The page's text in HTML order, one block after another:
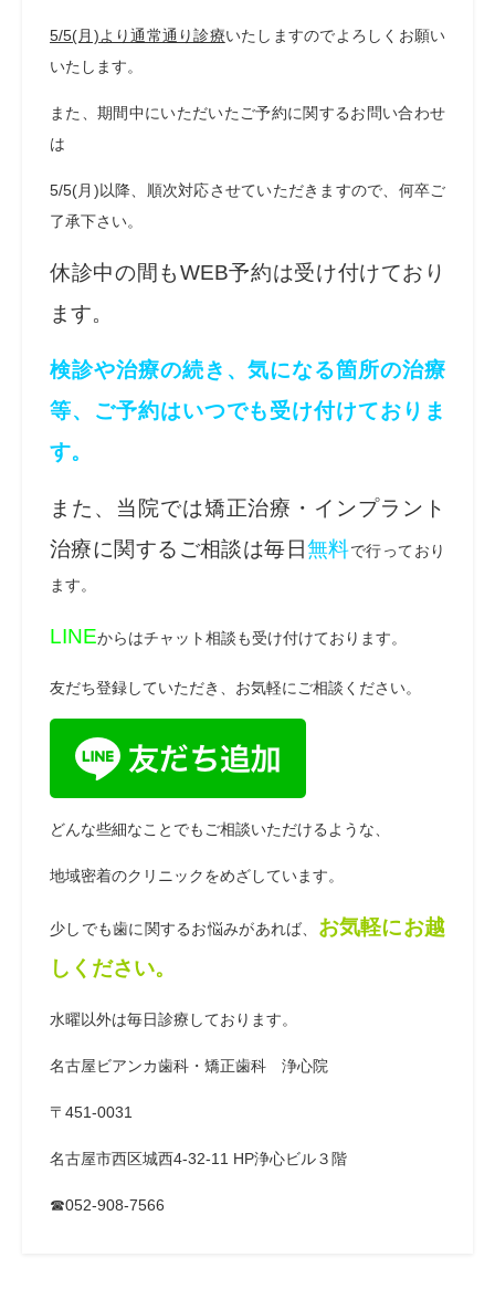
5/5(月)より通常通り診療いたしますのでよろしくお願い
いたします。
また、期間中にいただいたご予約に関するお問い合わせ
は
5/5(月)以降、順次対応させていただきますので、何卒ご
了承下さい。
休診中の間もWEB予約は受け付けており
ます。
検診や治療の続き、気になる箇所の治療
等、ご予約はいつでも受け付けておりま
す。
また、当院では矯正治療・インプラント
治療に関するご相談は毎日無料で行っており
ます。
LINEからはチャット相談も受け付けております。
友だち登録していただき、お気軽にご相談ください。
どんな些細なことでもご相談いただけるような、
地域密着のクリニックをめざしています。
少しでも歯に関するお悩みがあれば、 お気軽にお越
しください。
水曜以外は毎日診療しております。
名古屋ビアンカ歯科・矯正歯科 浄心院
〒451-0031
名古屋市西区城西4-32-11 HP浄心ビル３階
☎052-908-7566